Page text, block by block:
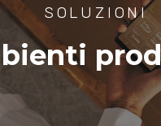
SOLUZIONI